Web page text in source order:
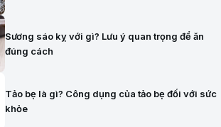
Sương sáo kỵ với gì? Lưu ý quan trọng để ăn
đúng cách
Tảo bẹ là gì? Công dụng của tảo bẹ đối với sức
khỏe